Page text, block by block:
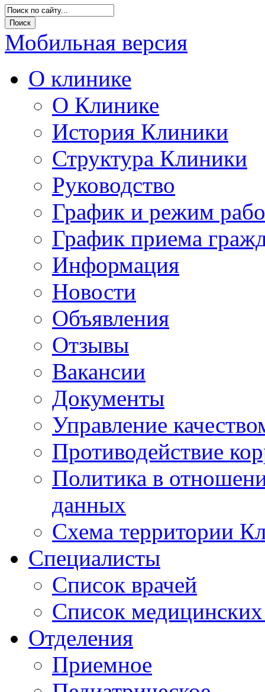
Мобильная версия
О клинике
О Клинике
История Клиники
Структура Клиники
Руководство
График и режим
График приема
Информация
Новости
Объявления
Отзывы
Вакансии
Документы
Управление
Противодействие
Политика в
данных
Схема территории
Специалисты
Список врачей
Список медицинских
Отделения
Приемное